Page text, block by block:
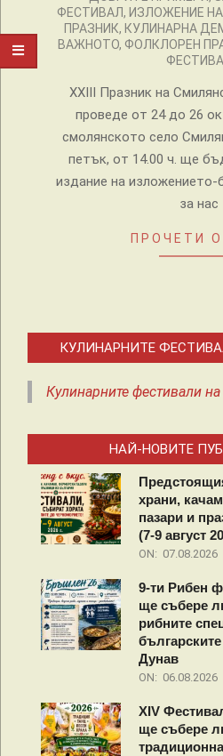
15
ФЕСТИВАЛ, ИЗЛОЖЕНИЕ
ПРАЗНИК, КУЛИНАРНА
ВАЖНОТО, ФОЛКЛОРЕН
XXIII Празник на
проведе от 24 до 26
смолянското село
петък, от 14.00 ч. ще
издание на изложението-
за нас
ПРОЧЕТИ
КУЛИНАРНИТЕ
Кулинарните фестивали
НАЙ-НОВИТЕ
храни,
пазари и
(7-9 август
ON: 07.08.2026
9-ти Рибен
ще събере
рибните
Дунав
ON: 06.08.2026
XIV
ще събере